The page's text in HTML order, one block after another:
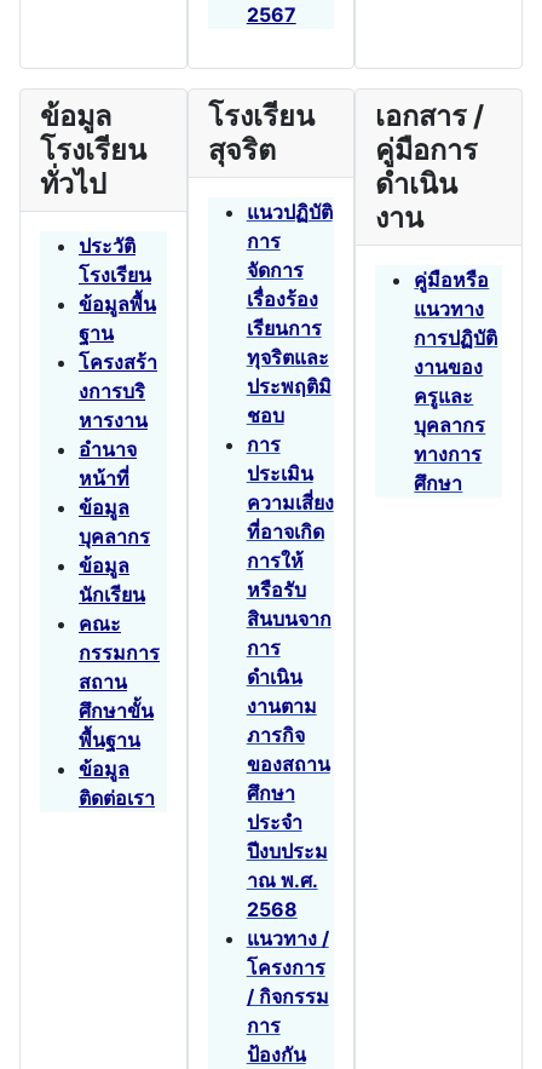
2567
ข้อมูล
โรงเรียน
ทั่วไป
ประวัติ
โรงเรียน
ข้อมูลพื้น
ฐาน
โครงสร้า
งการบริ
หารงาน
อำนาจ
หน้าที่
ข้อมูล
บุคลากร
ข้อมูล
นักเรียน
คณะ
กรรมการ
สถาน
ศึกษาขั้น
พื้นฐาน
ข้อมูล
ติดต่อเรา
โรงเรียน
สุจริต
แนวปฏิบัติ
การ
จัดการ
เรื่องร้อง
เรียนการ
ทุจริตและ
ประพฤติมิ
ชอบ
การ
ประเมิน
ความเสี่ยง
ที่อาจเกิด
การให้
หรือรับ
สินบนจาก
การ
ดำเนิน
งานตาม
ภารกิจ
ของสถาน
ศึกษา
ประจำ
ปีงบประม
าณ พ.ศ.
2568
แนวทาง /
โครงการ
/ กิจกรรม
การ
ป้องกัน
เอกสาร /
คู่มือการ
ดำเนิน
งาน
คู่มือหรือ
แนวทาง
การปฏิบัติ
งานของ
ครูและ
บุคลากร
ทางการ
ศึกษา